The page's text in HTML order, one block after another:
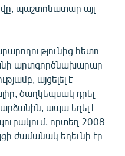
պաշտոնատար այլ
հետո
արտգործնախարար
այցելել է
ծաղկեպսակ դրել
ապա եղել է
որտեղ 2008
ժամանակ եղեւնի էր